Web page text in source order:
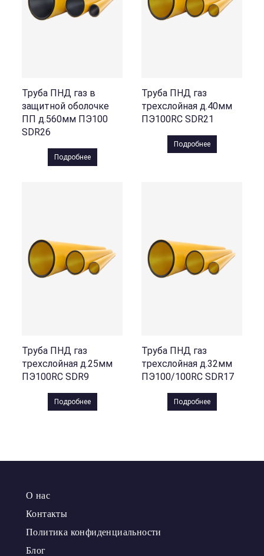
Труба ПНД газ в
защитной оболочке
ПП д.560мм ПЭ100
SDR26
Подробнее
Труба ПНД газ
трехслойная д.40мм
ПЭ100RC SDR21
Подробнее
Труба ПНД газ
трехслойная д.25мм
ПЭ100RC SDR9
Подробнее
Труба ПНД газ
трехслойная д.32мм
ПЭ100/100RC SDR17
Подробнее
О нас
Контакты
Политика конфиденциальности
Блог